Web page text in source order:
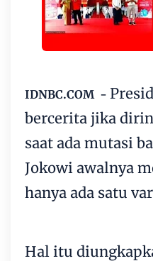
IDNBC.COM -
bercerita jika
saat ada mutasi
Jokowi awalnya
hanya ada satu
Hal itu